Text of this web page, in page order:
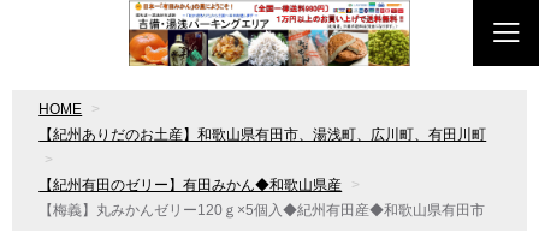
HOME
【紀州ありだのお土産】和歌山県有田市、湯浅町、広川町、有田川町
【紀州有田のゼリー】有田みかん◆和歌山県産
【梅義】丸みかんゼリー120ｇ×5個入◆紀州有田産◆和歌山県有田市